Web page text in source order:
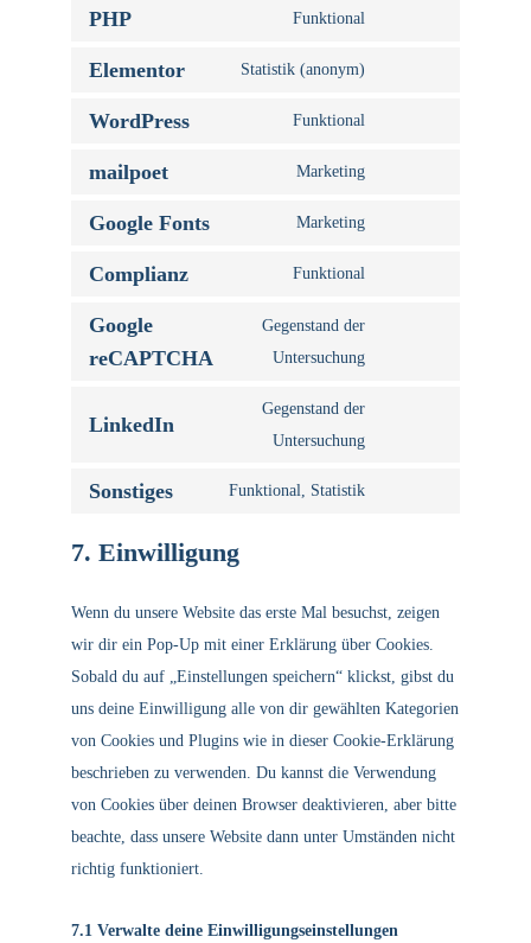
PHP Funktional
Elementor Statistik (anonym)
WordPress Funktional
mailpoet Marketing
Google Fonts Marketing
Complianz Funktional
Google
reCAPTCHA
Gegenstand der
Untersuchung
LinkedIn
Gegenstand der
Untersuchung
Sonstiges Funktional, Statistik
7. Einwilligung
Wenn du unsere Website das erste Mal besuchst, zeigen
wir dir ein Pop-Up mit einer Erklärung über Cookies.
Sobald du auf „Einstellungen speichern“ klickst, gibst du
uns deine Einwilligung alle von dir gewählten Kategorien
von Cookies und Plugins wie in dieser Cookie-Erklärung
beschrieben zu verwenden. Du kannst die Verwendung
von Cookies über deinen Browser deaktivieren, aber bitte
beachte, dass unsere Website dann unter Umständen nicht
richtig funktioniert.
7.1 Verwalte deine Einwilligungseinstellungen